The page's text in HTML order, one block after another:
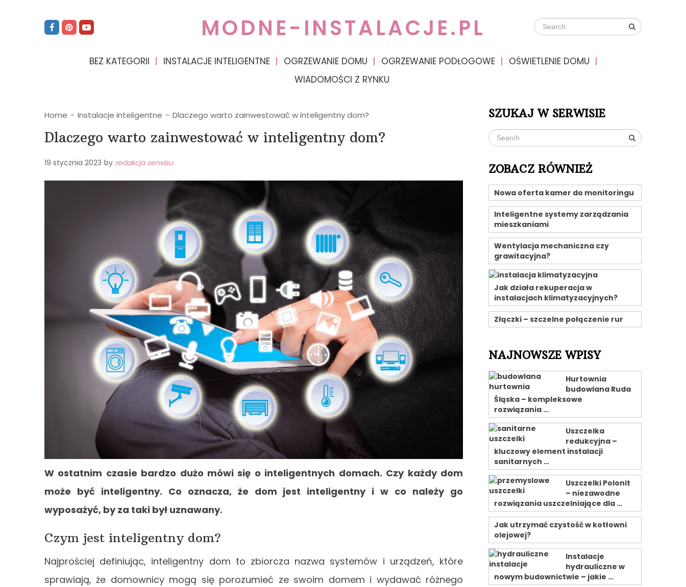
MODNE-INSTALACJE.PL
BEZ KATEGORII INSTALACJE INTELIGENTNE OGRZEWANIE DOMU OGRZEWANIE PODŁOGOWE
OŚWIETLENIE DOMU
WIADOMOŚCI Z RYNKU
Home - Instalacje inteligentne - Dlaczego warto zainwestować w inteligentny dom?
Dlaczego warto zainwestować w inteligentny dom?
19 stycznia 2023 by redakcja serwisu
W ostatnim czasie bardzo dużo mówi się o inteligentnych domach. Czy każdy dom
może być inteligentny. Co oznacza, że dom jest inteligentny i w co należy go
wyposażyć, by za taki był uznawany.
Czym jest inteligentny dom?
Najprościej definiując, inteligentny dom to zbiorcza nazwa systemów i urządzeń, które
sprawiają, że domownicy mogą się porozumieć ze swoim domem i wydawać różnego
SZUKAJ W SERWISIE
ZOBACZ RÓWNIEŻ
Nowa oferta kamer do monitoringu
Inteligentne systemy zarządzania
mieszkaniami
Wentylacja mechaniczna czy
grawitacyjna?
Jak działa rekuperacja w
instalacjach klimatyzacyjnych?
Złączki – szczelne połączenie rur
NAJNOWSZE WPISY
Hurtownia
budowlana Ruda
Śląska – kompleksowe
rozwiązania …
Uszczelka
redukcyjna –
kluczowy element instalacji
sanitarnych …
Uszczelki Polonit
– niezawodne
rozwiązania uszczelniające dla …
Jak utrzymać czystość w kotłowni
olejowej?
Instalacje
hydrauliczne w
nowym budownictwie – jakie …